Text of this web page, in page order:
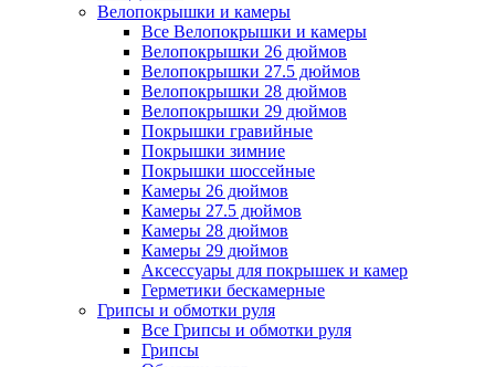
Велопокрышки и камеры
Все Велопокрышки и камеры
Велопокрышки 26 дюймов
Велопокрышки 27.5 дюймов
Велопокрышки 28 дюймов
Велопокрышки 29 дюймов
Покрышки гравийные
Покрышки зимние
Покрышки шоссейные
Камеры 26 дюймов
Камеры 27.5 дюймов
Камеры 28 дюймов
Камеры 29 дюймов
Аксессуары для покрышек и камер
Герметики бескамерные
Грипсы и обмотки руля
Все Грипсы и обмотки руля
Грипсы